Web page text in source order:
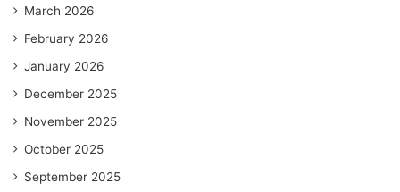
March 2026
February 2026
January 2026
December 2025
November 2025
October 2025
September 2025